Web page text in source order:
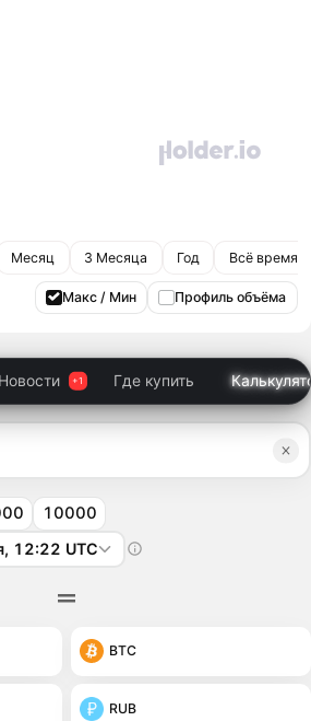
Месяц 3 Месяца Год Всё время
Макс / Мин Профиль объёма
Новости Где купить
10000
12:22 UTC
BTC
RUB